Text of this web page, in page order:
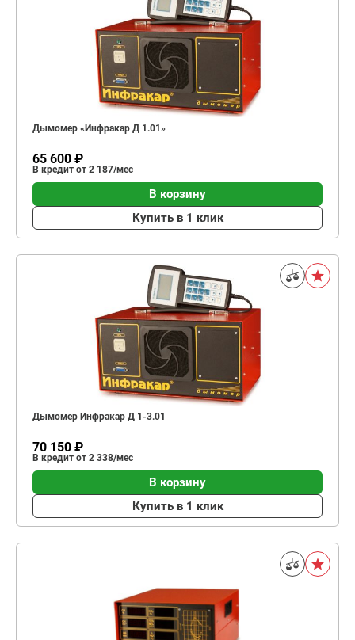
Дымомер «Инфракар Д 1.01»
65 600 ₽
В кредит от 2 187/мес
В корзину
Купить в 1 клик
Дымомер Инфракар Д 1-3.01
70 150 ₽
В кредит от 2 338/мес
В корзину
Купить в 1 клик